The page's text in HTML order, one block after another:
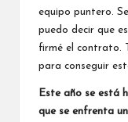
equipo puntero.
puedo decir que
firmé el contrato.
para conseguir
Este año se está
que se enfrenta